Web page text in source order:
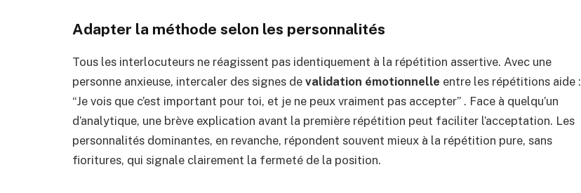
Adapter la méthode selon les personnalités
Tous les interlocuteurs ne réagissent pas identiquement à la répétition assertive. Avec une
personne anxieuse, intercaler des signes de validation émotionnelle entre les répétitions aide :
“Je vois que c’est important pour toi, et je ne peux vraiment pas accepter” . Face à quelqu’un
d’analytique, une brève explication avant la première répétition peut faciliter l’acceptation. Les
personnalités dominantes, en revanche, répondent souvent mieux à la répétition pure, sans
fioritures, qui signale clairement la fermeté de la position.